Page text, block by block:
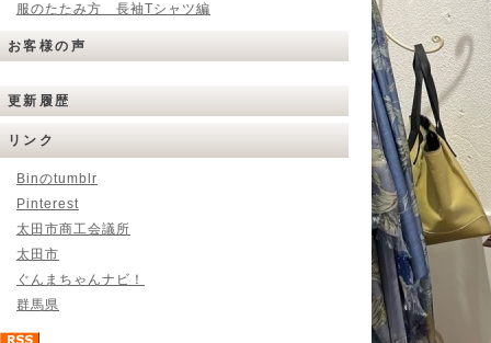
服のたたみ方 長袖Tシャツ編
お客様の声
更新履歴
リンク
Binのtumblr
Pinterest
太田市商工会議所
太田市
ぐんまちゃんナビ！
群馬県